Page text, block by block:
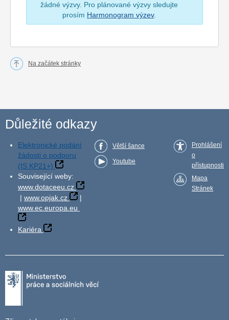
žádné výzvy. Pro plánované výzvy sledujte
prosím Harmonogram výzev.
Na začátek stránky
Důležité odkazy
Elektronické podání
žádosti o podporu
(IS KP21+)
Související weby:
www.dotaceeu.cz
| www.opjak.cz
|
www.ec.europa.eu
Kariéra
Větší šance
Youtube
Prohlášení
o
přístupnosti
Mapa
Stránek